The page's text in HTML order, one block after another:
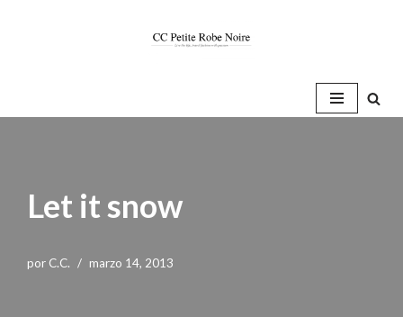
Let it snow
por C.C. marzo 14, 2013